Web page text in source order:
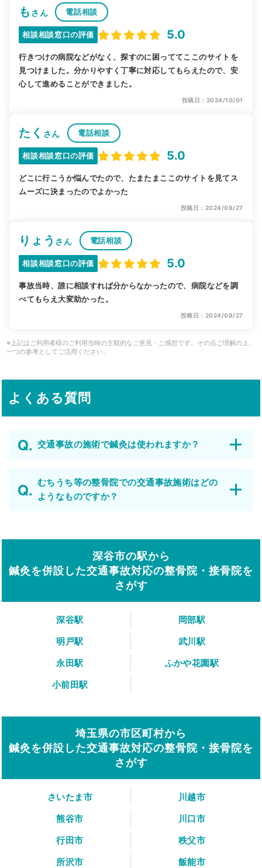
も さん 電話相談
相談相談窓口の評価 5.0
行きつけの病院などがなく、探すのに困っててここのサイトを
見つけました。分かりやすく丁寧に対応してもらえたので、安
心して進めることができました。
投稿日：2024/10/01
たく さん 電話相談
相談相談窓口の評価 5.0
どこに行こうか悩んでたので、たまたまここのサイトを見てス
ムーズに決まったのでよかった
投稿日：2024/09/27
りょう さん 電話相談
相談相談窓口の評価 5.0
事故当時、誰に相談すれば分からなかったので、病院などを調
べてもらえ大変助かった。
投稿日：2024/09/27
※上記はご利用者様のご利用当時の主観的なご意見・ご感想です。その点ご理解の上、
一つの参考としてご活用ください。
よくある質問
交通事故の施術で鍼灸は使われますか？
むちうち等の整骨院での交通事故施術はどの
ようなものですか？
深谷市の駅から
鍼灸を併設した交通事故対応の整骨院・接骨院を
さがす
深谷駅
岡部駅
明戸駅
武川駅
永田駅
ふかや花園駅
小前田駅
埼玉県の市区町村から
鍼灸を併設した交通事故対応の整骨院・接骨院を
さがす
さいたま市
川越市
熊谷市
川口市
行田市
秩父市
所沢市
飯能市